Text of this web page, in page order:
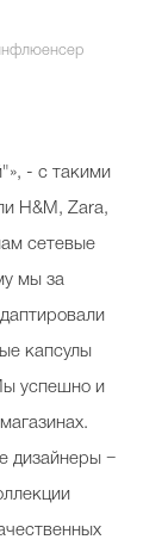
- с такими
H&M, Zara,
сетевые
мы за
капсулы
успешно и
дизайнеры −